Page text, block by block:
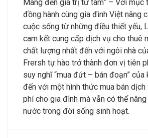
Mang đến giá trị từ tâm” – Với mục
đồng hành cùng gia đình Việt nâng
cuộc sống từ những điều thiết yếu,
cam kết cung cấp dịch vụ cho thuê
chất lượng nhất đến với ngôi nhà
Frersh tự hào trở thành đơn vị tiên
suy nghĩ “mua đứt – bán đoạn” của
đến với một hình thức mua bán
phí cho gia đình mà vẫn có thể
nước trong đời sống sinh hoạt.